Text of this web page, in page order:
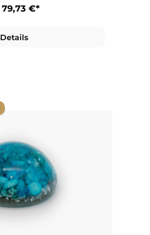
79,73 €*
Details